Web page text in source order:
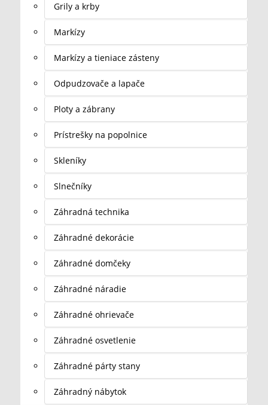
Grily a krby
Markízy
Markízy a tieniace zásteny
Odpudzovače a lapače
Ploty a zábrany
Prístrešky na popolnice
Skleníky
Slnečníky
Záhradná technika
Záhradné dekorácie
Záhradné domčeky
Záhradné náradie
Záhradné ohrievače
Záhradné osvetlenie
Záhradné párty stany
Záhradný nábytok